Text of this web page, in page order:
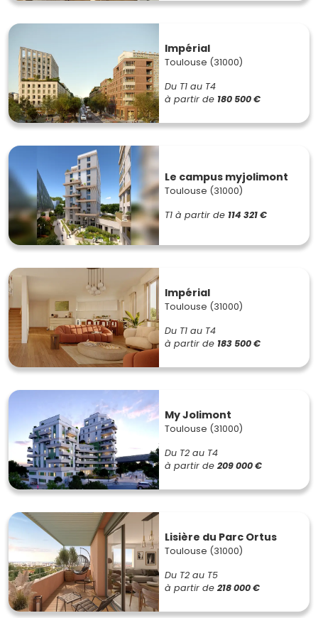
Impérial
Toulouse (31000)
Du T1 au T4
à partir de 180 500 €
Le campus myjolimont
Toulouse (31000)
T1 à partir de 114 321 €
Impérial
Toulouse (31000)
Du T1 au T4
à partir de 183 500 €
My Jolimont
Toulouse (31000)
Du T2 au T4
à partir de 209 000 €
Lisière du Parc Ortus
Toulouse (31000)
Du T2 au T5
à partir de 218 000 €